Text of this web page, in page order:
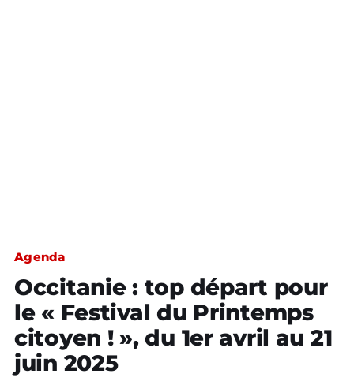
Agenda
Occitanie : top départ pour
le « Festival du Printemps
citoyen ! », du 1er avril au 21
juin 2025